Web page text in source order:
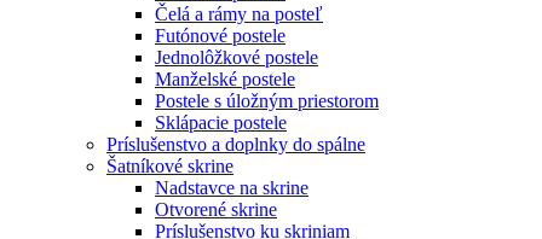
Čelá a rámy na posteľ
Futónové postele
Jednolôžkové postele
Manželské postele
Postele s úložným priestorom
Sklápacie postele
Príslušenstvo a doplnky do spálne
Šatníkové skrine
Nadstavce na skrine
Otvorené skrine
Príslušenstvo ku skriniam